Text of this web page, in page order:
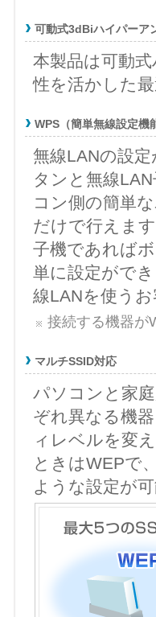
可動式3dBiハイパーア
本製品は可動
性を活かした最
WPS（簡単無線設定機
無線LANの設
タンと無線
コン側の簡単
だけで行えま
子機であれば
単に設定がで
線LANを使うお
接続する機器が
マルチSSID対応
パソコンと家
ぞれ異なる機
ィレベルを変
ときはWEPで
ような設定が